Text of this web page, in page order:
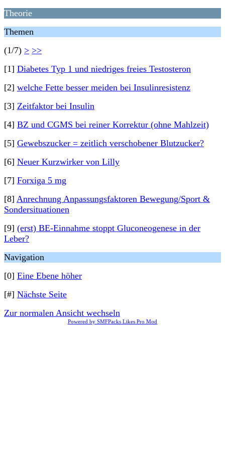
Theorie
Themen
(1/7) > >>
[1] Diabetes Typ 1 und niedriges freies Testosteron
[2] welche Fette besser meiden bei Insulinresistenz
[3] Zeitfaktor bei Insulin
[4] BZ und CGMS bei reiner Korrektur (ohne Mahlzeit)
[5] Gewebszucker = zeitlich verschobener Blutzucker?
[6] Neuer Kurzwirker von Lilly
[7] Forxiga 5 mg
[8] Anrechnung Anpassungsfaktoren Bewegung/Sport &
Sondersituationen
[9] (erst) BE-Einnahme stoppt Gluconeogenese in der
Leber?
Navigation
[0] Eine Ebene höher
[#] Nächste Seite
Zur normalen Ansicht wechseln
Powered by SMFPacks Likes Pro Mod